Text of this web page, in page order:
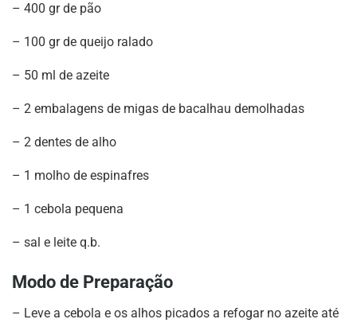
– 400 gr de pão
– 100 gr de queijo ralado
– 50 ml de azeite
– 2 embalagens de migas de bacalhau demolhadas
– 2 dentes de alho
– 1 molho de espinafres
– 1 cebola pequena
– sal e leite q.b.
Modo de Preparação
– Leve a cebola e os alhos picados a refogar no azeite até